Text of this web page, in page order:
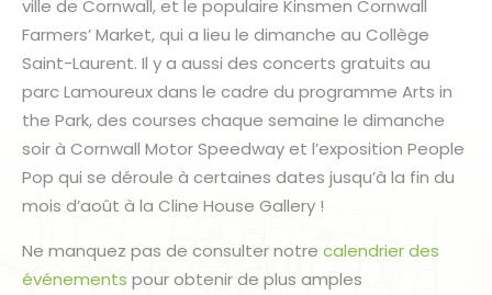
ville de Cornwall, et le populaire Kinsmen Cornwall
Farmers’ Market, qui a lieu le dimanche au Collège
Saint-Laurent. Il y a aussi des concerts gratuits au
parc Lamoureux dans le cadre du programme Arts in
the Park, des courses chaque semaine le dimanche
soir à Cornwall Motor Speedway et l’exposition People
Pop qui se déroule à certaines dates jusqu’à la fin du
mois d’août à la Cline House Gallery !
Ne manquez pas de consulter notre calendrier des
événements pour obtenir de plus amples